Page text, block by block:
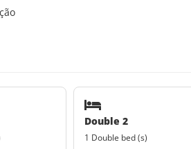
Double 2
1 Double bed (s)